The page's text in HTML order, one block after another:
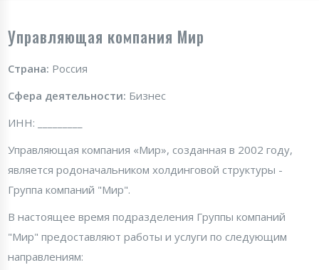
Управляющая компания Мир
Страна: Россия
Сфера деятельности: Бизнес
ИНН: _________
Управляющая компания «Мир», созданная в 2002 году,
является родоначальником холдинговой структуры -
Группа компаний "Мир".
В настоящее время подразделения Группы компаний
"Мир" предоставляют работы и услуги по следующим
направлениям: